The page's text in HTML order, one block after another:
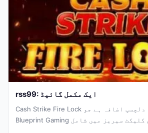
rss99: ایک مکمل گائیڈ
Cash Strike Fire Lock ایک نیا اور دلچسپ اضافہ ہے جو